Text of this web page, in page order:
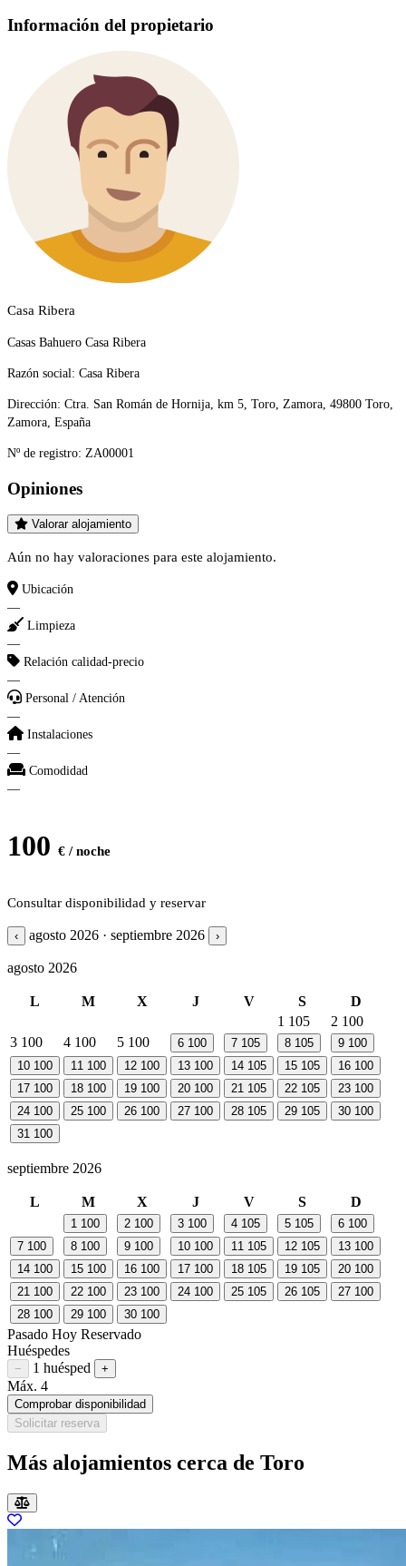
Información del propietario
Casa Ribera
Casas Bahuero Casa Ribera
Razón social: Casa Ribera
Dirección: Ctra. San Román de Hornija, km 5, Toro, Zamora, 49800 Toro,
Zamora, España
Nº de registro: ZA00001
Opiniones
Valorar alojamiento
Aún no hay valoraciones para este alojamiento.
Ubicación
—
Limpieza
—
Relación calidad-precio
—
Personal / Atención
—
Instalaciones
—
Comodidad
—
100 € / noche
Consultar disponibilidad y reservar
‹ agosto 2026 · septiembre 2026 ›
agosto 2026
L M X J V S
D
1 105 2 100
3 100 4 100 5 100 6 100 7 105 8 105 9 100
10 100 11 100 12 100 13 100 14 105 15 105 16 100
17 100 18 100 19 100 20 100 21 105 22 105 23 100
24 100 25 100 26 100 27 100 28 105 29 105 30 100
31 100
septiembre 2026
L M X J V S D
1 100 2 100 3 100 4 105 5 105 6 100
7 100 8 100 9 100 10 100 11 105 12 105 13 100
14 100 15 100 16 100 17 100 18 105 19 105 20 100
21 100 22 100 23 100 24 100 25 105 26 105 27 100
28 100 29 100 30 100
Pasado Hoy Reservado
Huéspedes
Restar huésped
− 1 huésped Sumar huésped
+
Máx. 4
Comprobar disponibilidad
Solicitar reserva
Más alojamientos cerca de Toro